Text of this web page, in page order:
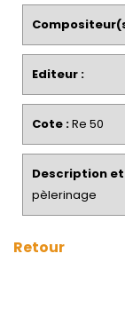
Editeur :
Cote :Re 50
Description
pèlerinage
Retour